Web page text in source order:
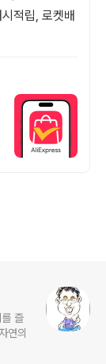
적립, 로켓배
즐
연의